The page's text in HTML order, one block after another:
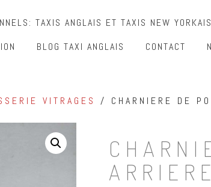
TAXIS ANGLAIS ET TAXIS NEW YORKAIS
BLOG TAXI ANGLAIS CONTACT
VITRAGES / CHARNIERE DE